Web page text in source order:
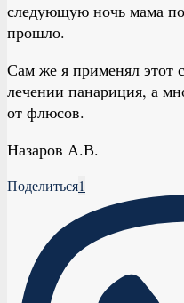
следующую ночь мама
прошло.
Сам же я применял этот
лечении панариция, а
от флюсов.
Назаров А.В.
Поделиться1